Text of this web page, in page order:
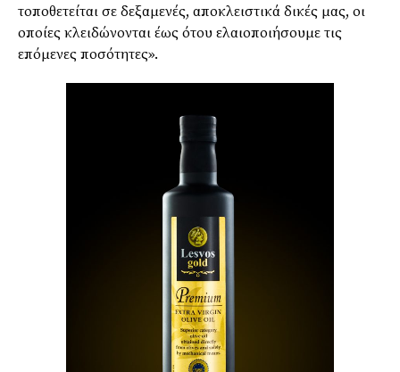
τοποθετείται σε δεξαμενές, αποκλειστικά δικές μας, οι
οποίες κλειδώνονται έως ότου ελαιοποιήσουμε τις
επόμενες ποσότητες».